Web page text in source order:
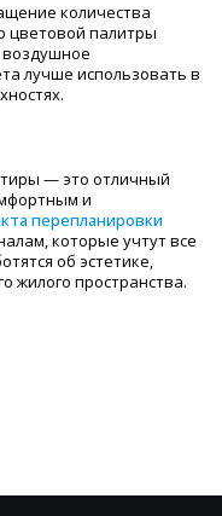
количества
цветовой палитры
воздушное
лучше использовать в
— это отличный
и
перепланировки
которые учтут все
об эстетике,
жилого пространства.